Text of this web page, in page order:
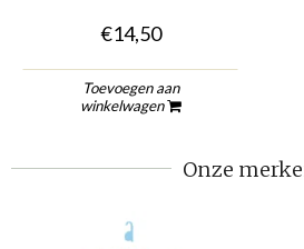
€14,50
Toevoegen aan
winkelwagen
Onze